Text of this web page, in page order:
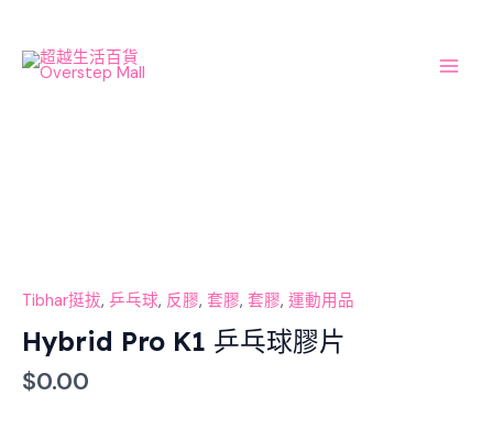
content
Tibhar挺拔, 乒乓球, 反膠, 套膠, 套膠, 運動用品
Hybrid Pro K1 乒乓球膠片
$0.00
球
片
數